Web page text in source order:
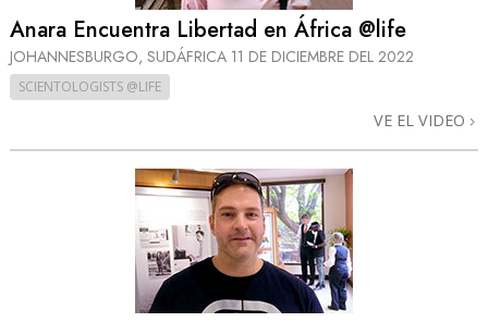
Anara Encuentra Libertad en África @life
JOHANNESBURGO, SUDÁFRICA 11 DE DICIEMBRE DEL 2022
SCIENTOLOGISTS @LIFE
VE EL VIDEO